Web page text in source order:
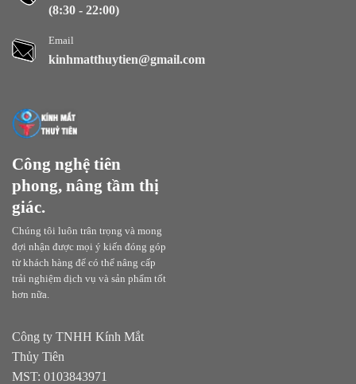
Công nghệ tiên
phong, nâng tầm thị
giác.
Chúng tôi luôn trân trọng và mong
đợi nhận được mọi ý kiến đóng góp
từ khách hàng để có thể nâng cấp
trải nghiệm dịch vụ và sản phẩm tốt
hơn nữa.
Công ty TNHH Kính Mắt
Thủy Tiên
MST: 0103843971
(8:30 - 22:00)
Email
kinhmatthuytien@gmail.com